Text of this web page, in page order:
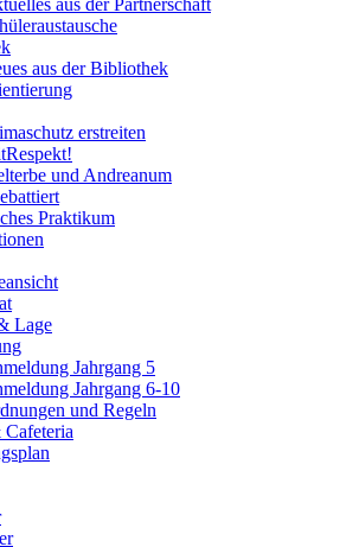
aus der Partnerschaft
aus der Bibliothek
erstreiten
und Andreanum
Praktikum
Lage
Jahrgang 5
Jahrgang 6-10
und Regeln